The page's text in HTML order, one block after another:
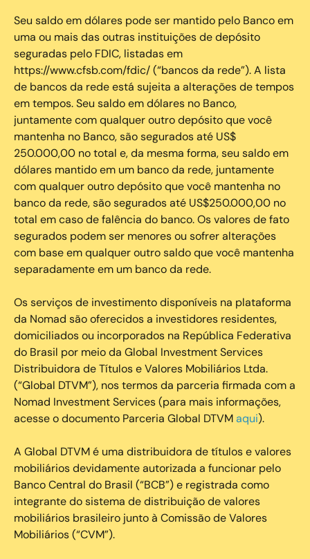
Seu saldo em dólares pode ser mantido pelo Banco em
uma ou mais das outras instituições de depósito
seguradas pelo FDIC, listadas em
https://www.cfsb.com/fdic/ (“bancos da rede”). A lista
de bancos da rede está sujeita a alterações de tempos
em tempos. Seu saldo em dólares no Banco,
juntamente com qualquer outro depósito que você
mantenha no Banco, são segurados até US$
250.000,00 no total e, da mesma forma, seu saldo em
dólares mantido em um banco da rede, juntamente
com qualquer outro depósito que você mantenha no
banco da rede, são segurados até US$250.000,00 no
total em caso de falência do banco. Os valores de fato
segurados podem ser menores ou sofrer alterações
com base em qualquer outro saldo que você mantenha
separadamente em um banco da rede.
Os serviços de investimento disponíveis na plataforma
da Nomad são oferecidos a investidores residentes,
domiciliados ou incorporados na República Federativa
do Brasil por meio da Global Investment Services
Distribuidora de Títulos e Valores Mobiliários Ltda.
(“Global DTVM”), nos termos da parceria firmada com a
Nomad Investment Services (para mais informações,
acesse o documento Parceria Global DTVMaqui).
A Global DTVM é uma distribuidora de títulos e valores
mobiliários devidamente autorizada a funcionar pelo
Banco Central do Brasil (“BCB”) e registrada como
integrante do sistema de distribuição de valores
mobiliários brasileiro junto à Comissão de Valores
Mobiliários (“CVM”).